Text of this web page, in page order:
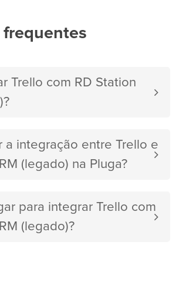
frequentes
Trello com RD Station
a integração entre Trello e
(legado) na Pluga?
para integrar Trello com
(legado)?